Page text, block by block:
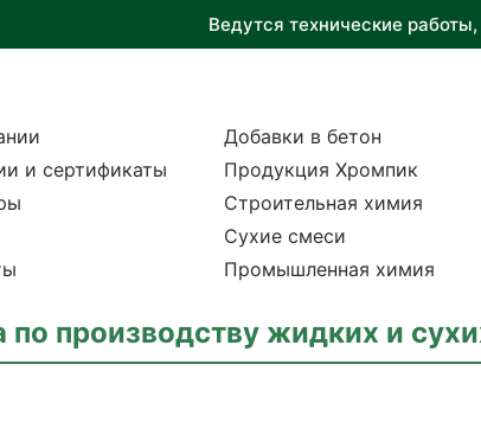
Ведутся технические
и сертификаты
Добавки в бетон
Продукция Хромпик
Строительная химия
Сухие смеси
Промышленная химия
производству жидких и